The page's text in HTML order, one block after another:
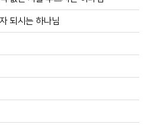
되시는 하나님